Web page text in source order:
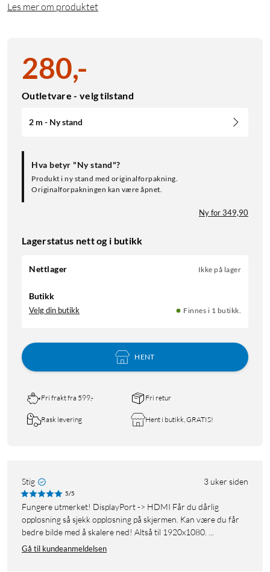
Les mer om produktet
280,-
Outletvare - velg tilstand
2 m - Ny stand
Hva betyr "Ny stand"?
Produkt i ny stand med originalforpakning.
Originalforpakningen kan være åpnet.
Ny for 349,90
Lagerstatus nett og i butikk
Nettlager Ikke på lager
Butikk
Velg din butikk Finnes i 1 butikk.
HENT
Fri frakt fra 599,- Fri retur
Rask levering Hent i butikk, GRATIS!
Stig 3 uker siden
5/5
Fungere utmerket! DisplayPort -> HDMI Får du dårlig
oppløsning så sjekk oppløsning på skjermen. Kan være du får
bedre bilde med å skalere ned! Altså til 1920x1080. ...
Gå til kundeanmeldelsen